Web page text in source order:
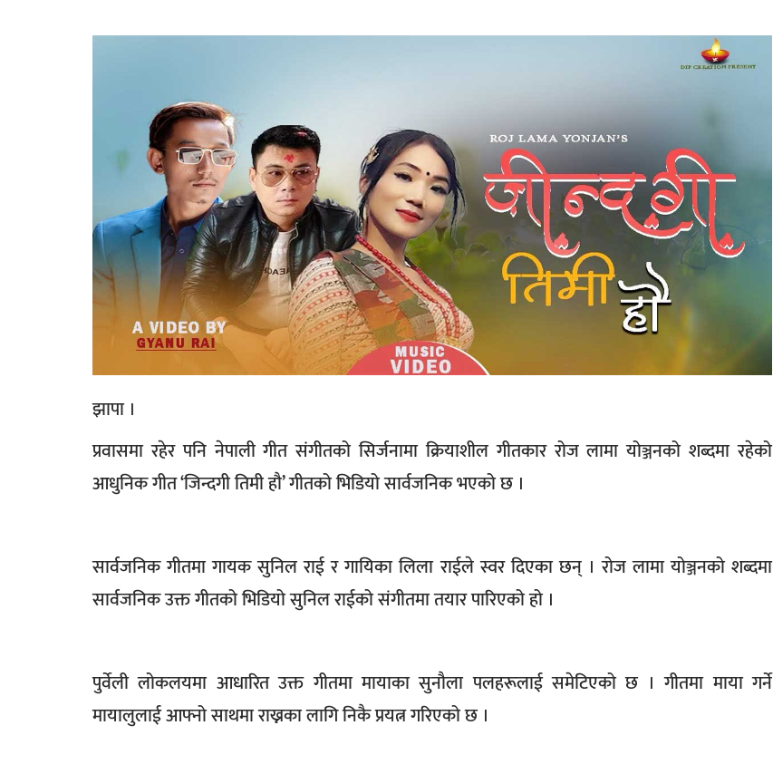
झापा ।
प्रवासमा रहेर पनि नेपाली गीत संगीतको सिर्जनामा क्रियाशील गीतकार रोज लामा योञ्जनको शब्दमा रहेको
आधुनिक गीत ‘जिन्दगी तिमी हौ’ गीतको भिडियो सार्वजनिक भएको छ ।
सार्वजनिक गीतमा गायक सुनिल राई र गायिका लिला राईले स्वर दिएका छन् । रोज लामा योञ्जनको शब्दमा
सार्वजनिक उक्त गीतको भिडियो सुनिल राईको संगीतमा तयार पारिएको हो ।
पुर्वेली लोकलयमा आधारित उक्त गीतमा मायाका सुनौला पलहरूलाई समेटिएको छ । गीतमा माया गर्ने
मायालुलाई आफ्नो साथमा राख्नका लागि निकै प्रयत्न गरिएको छ ।